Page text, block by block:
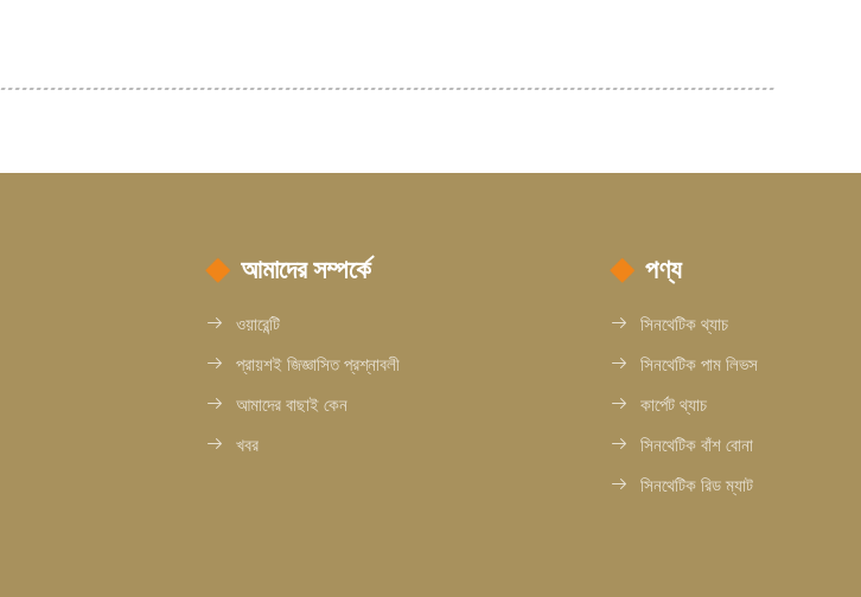
আমাদের সম্পর্কে
ওয়ারেন্টি
প্রায়শই জিজ্ঞাসিত প্রশ্নাবলী
আমাদের বাছাই কেন
খবর
পণ্য
সিনথেটিক থ্যাচ
সিনথেটিক পাম লিভস
কার্পেট থ্যাচ
সিনথেটিক বাঁশ বোনা
সিনথেটিক রিড ম্যাট